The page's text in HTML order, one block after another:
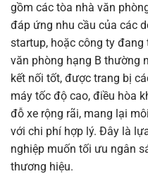
gồm các tòa nhà văn
đáp ứng nhu cầu của các
startup, hoặc công ty
văn phòng hạng B thường
kết nối tốt, được trang bị
máy tốc độ cao, điều hòa
đỗ xe rộng rãi, mang lại
với chi phí hợp lý. Đây là
nghiệp muốn tối ưu ngân
thương hiệu.